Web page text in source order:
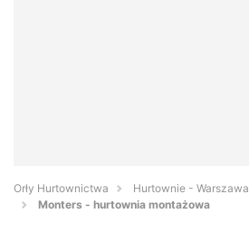
Orły Hurtownictwa
Hurtownie - Warszawa
Monters - hurtownia montażowa